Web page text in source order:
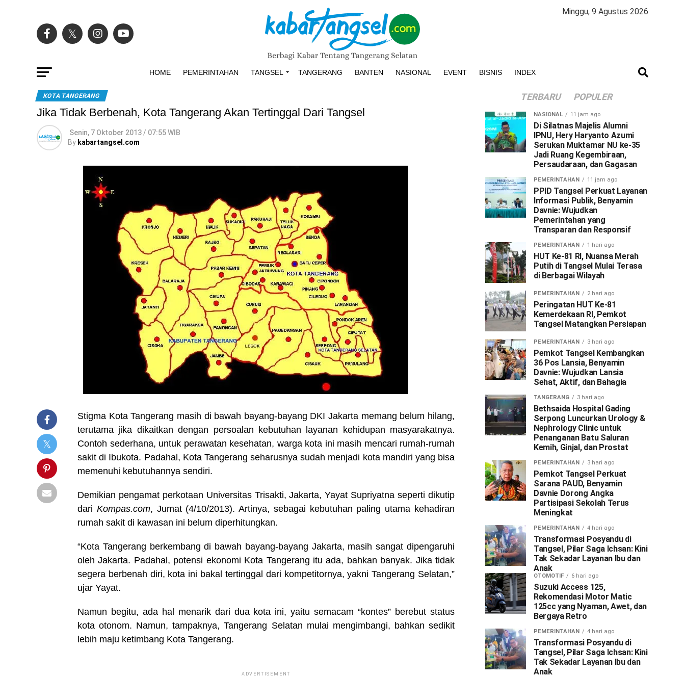
Minggu, 9 Agustus 2026
HOME PEMERINTAHAN TANGSEL TANGERANG BANTEN NASIONAL EVENT BISNIS INDEX
KOTA TANGERANG
Jika Tidak Berbenah, Kota Tangerang Akan Tertinggal Dari Tangsel
Senin, 7 Oktober 2013 / 07:55 WIB
By kabartangsel.com
Stigma Kota Tangerang masih di bawah bayang-bayang DKI Jakarta memang belum hilang,
terutama jika dikaitkan dengan persoalan kebutuhan layanan kehidupan masyarakatnya.
Contoh sederhana, untuk perawatan kesehatan, warga kota ini masih mencari rumah-rumah
sakit di Ibukota. Padahal, Kota Tangerang seharusnya sudah menjadi kota mandiri yang bisa
memenuhi kebutuhannya sendiri.
Demikian pengamat perkotaan Universitas Trisakti, Jakarta, Yayat Supriyatna seperti dikutip
dari Kompas.com, Jumat (4/10/2013). Artinya, sebagai kebutuhan paling utama kehadiran
rumah sakit di kawasan ini belum diperhitungkan.
“Kota Tangerang berkembang di bawah bayang-bayang Jakarta, masih sangat dipengaruhi
oleh Jakarta. Padahal, potensi ekonomi Kota Tangerang itu ada, bahkan banyak. Jika tidak
segera berbenah diri, kota ini bakal tertinggal dari kompetitornya, yakni Tangerang Selatan,”
ujar Yayat.
Namun begitu, ada hal menarik dari dua kota ini, yaitu semacam “kontes” berebut status
kota otonom. Namun, tampaknya, Tangerang Selatan mulai mengimbangi, bahkan sedikit
lebih maju ketimbang Kota Tangerang.
ADVERTISEMENT
TERBARU POPULER
NASIONAL 11 jam ago
Di Silatnas Majelis Alumni
IPNU, Hery Haryanto Azumi
Serukan Muktamar NU ke-35
Jadi Ruang Kegembiraan,
Persaudaraan, dan Gagasan
PEMERINTAHAN 11 jam ago
PPID Tangsel Perkuat Layanan
Informasi Publik, Benyamin
Davnie: Wujudkan
Pemerintahan yang
Transparan dan Responsif
PEMERINTAHAN 1 hari ago
HUT Ke-81 RI, Nuansa Merah
Putih di Tangsel Mulai Terasa
di Berbagai Wilayah
PEMERINTAHAN 2 hari ago
Peringatan HUT Ke-81
Kemerdekaan RI, Pemkot
Tangsel Matangkan Persiapan
PEMERINTAHAN 3 hari ago
Pemkot Tangsel Kembangkan
36 Pos Lansia, Benyamin
Davnie: Wujudkan Lansia
Sehat, Aktif, dan Bahagia
TANGERANG 3 hari ago
Bethsaida Hospital Gading
Serpong Luncurkan Urology &
Nephrology Clinic untuk
Penanganan Batu Saluran
Kemih, Ginjal, dan Prostat
PEMERINTAHAN 3 hari ago
Pemkot Tangsel Perkuat
Sarana PAUD, Benyamin
Davnie Dorong Angka
Partisipasi Sekolah Terus
Meningkat
PEMERINTAHAN 4 hari ago
Transformasi Posyandu di
Tangsel, Pilar Saga Ichsan: Kini
Tak Sekadar Layanan Ibu dan
Anak
OTOMOTIF 6 hari ago
Suzuki Access 125,
Rekomendasi Motor Matic
125cc yang Nyaman, Awet, dan
Bergaya Retro
PEMERINTAHAN 4 hari ago
Transformasi Posyandu di
Tangsel, Pilar Saga Ichsan: Kini
Tak Sekadar Layanan Ibu dan
Anak